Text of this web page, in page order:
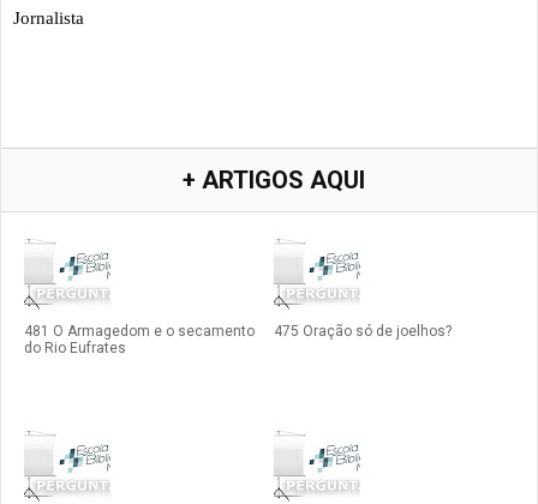
Jornalista
+ ARTIGOS AQUI
481 O Armagedom e o secamento
do Rio Eufrates
475 Oração só de joelhos?